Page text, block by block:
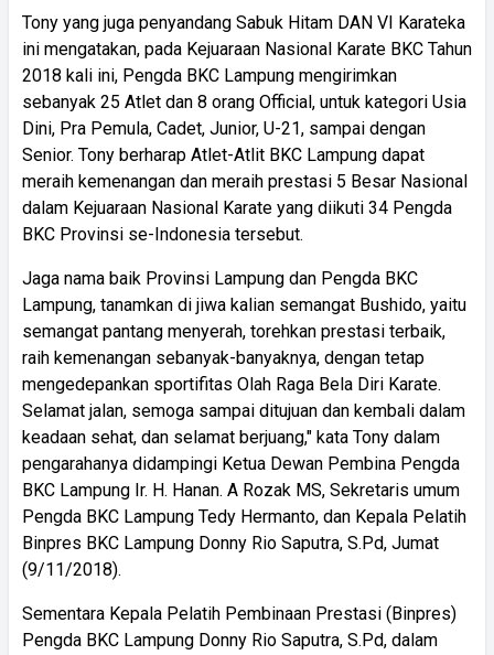
Tony yang juga penyandang Sabuk Hitam DAN VI Karateka
ini mengatakan, pada Kejuaraan Nasional Karate BKC Tahun
2018 kali ini, Pengda BKC Lampung mengirimkan
sebanyak 25 Atlet dan 8 orang Official, untuk kategori Usia
Dini, Pra Pemula, Cadet, Junior, U-21, sampai dengan
Senior. Tony berharap Atlet-Atlit BKC Lampung dapat
meraih kemenangan dan meraih prestasi 5 Besar Nasional
dalam Kejuaraan Nasional Karate yang diikuti 34 Pengda
BKC Provinsi se-Indonesia tersebut.
Jaga nama baik Provinsi Lampung dan Pengda BKC
Lampung, tanamkan di jiwa kalian semangat Bushido, yaitu
semangat pantang menyerah, torehkan prestasi terbaik,
raih kemenangan sebanyak-banyaknya, dengan tetap
mengedepankan sportifitas Olah Raga Bela Diri Karate.
Selamat jalan, semoga sampai ditujuan dan kembali dalam
keadaan sehat, dan selamat berjuang," kata Tony dalam
pengarahanya didampingi Ketua Dewan Pembina Pengda
BKC Lampung Ir. H. Hanan. A Rozak MS, Sekretaris umum
Pengda BKC Lampung Tedy Hermanto, dan Kepala Pelatih
Binpres BKC Lampung Donny Rio Saputra, S.Pd, Jumat
(9/11/2018).
Sementara Kepala Pelatih Pembinaan Prestasi (Binpres)
Pengda BKC Lampung Donny Rio Saputra, S.Pd, dalam